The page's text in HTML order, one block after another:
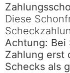
Diese
Achtung: Bei
Zahlung erst
Schecks als